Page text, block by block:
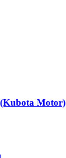
Motor)